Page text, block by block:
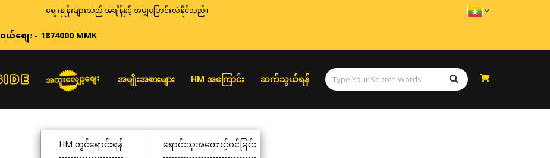
ဈေးနှုန်းများသည် အချိန်နှင့် အမျှပြောင်းလဲနိုင်သည်။
ဝယ်စျေး - 1874000 MMK
အထူးလျှော့စျေး အမျိုးအစားများ HM အကြောင်း ဆက်သွယ်ရန်
HM တွင်ရောင်းရန် ရောင်းသူအကောင့်ဝင်ခြင်း